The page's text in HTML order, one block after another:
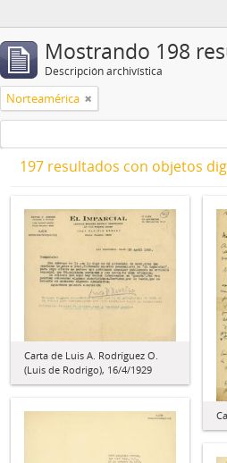
Mostrando 198
Descripción archivística
Norteamérica
197 resultados con objetos
Carta de Luis A. Rodríguez O.
(Luis de Rodrigo), 16/4/1929